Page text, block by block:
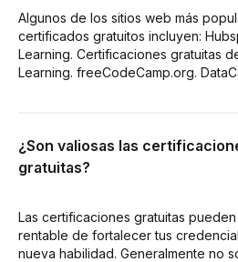
Algunos de los sitios web más
certificados gratuitos incluyen:
Learning. Certificaciones gratuitas
Learning. freeCodeCamp.org.
¿Son valiosas las
gratuitas?
Las certificaciones gratuitas
rentable de fortalecer tus
nueva habilidad. Generalmente no